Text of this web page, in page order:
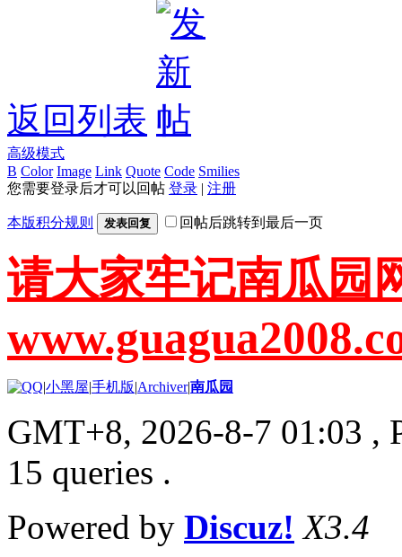
返回列表
高级模式
B Color Image Link Quote Code Smilies
您需要登录后才可以回帖 登录 | 注册
本版积分规则 发表回复 回帖后跳转到最后一页
请大家牢记南瓜园
|小黑屋|手机版|Archiver|南瓜园
GMT+8, 2026-8-7 01:03 ,
15 queries .
Powered by Discuz! X3.4